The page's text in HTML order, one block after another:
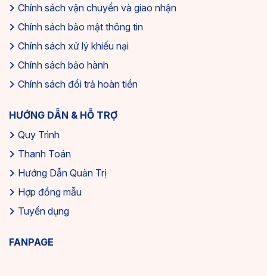
Chính sách vận chuyển và giao nhận
Chính sách bảo mật thông tin
Chính sách xử lý khiếu nại
Chính sách bảo hành
Chính sách đổi trả hoàn tiền
HƯỚNG DẪN & HỖ TRỢ
Quy Trình
Thanh Toán
Hướng Dẫn Quản Trị
Hợp đồng mẫu
Tuyển dụng
FANPAGE